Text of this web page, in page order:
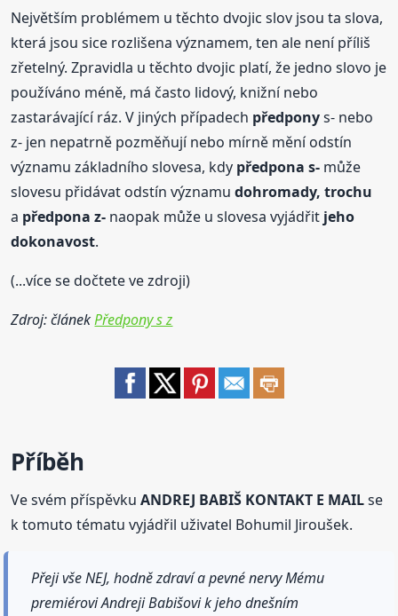
Největším problémem u těchto dvojic slov jsou ta slova,
která jsou sice rozlišena významem, ten ale není příliš
zřetelný. Zpravidla u těchto dvojic platí, že jedno slovo je
používáno méně, má často lidový, knižní nebo
zastarávající ráz. V jiných případech předponys- nebo
z- jen nepatrně pozměňují nebo mírně mění odstín
významu základního slovesa, kdy předpona s- může
slovesu přidávat odstín významudohromady, trochu
a předpona z- naopak může u slovesa vyjádřit jeho
dokonavost.
(...více se dočtete ve zdroji)
Zdroj: článekPředpony s z
Příběh
Ve svém příspěvkuANDREJ BABIŠ KONTAKT E MAILse
k tomuto tématu vyjádřil uživatel Bohumil Jiroušek.
Přeji vše NEJ, hodně zdraví a pevné nervy Mému
premiérovi Andreji Babišovi k jeho dnešním